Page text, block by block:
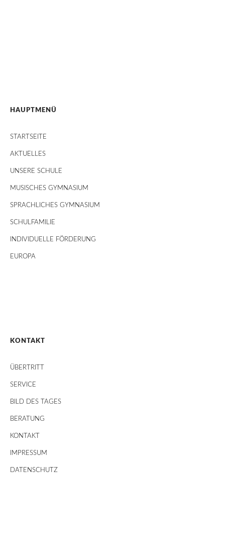
HAUPTMENÜ
STARTSEITE
AKTUELLES
UNSERE SCHULE
MUSISCHES GYMNASIUM
SPRACHLICHES GYMNASIUM
SCHULFAMILIE
INDIVIDUELLE FÖRDERUNG
EUROPA
KONTAKT
ÜBERTRITT
SERVICE
BILD DES TAGES
BERATUNG
KONTAKT
IMPRESSUM
DATENSCHUTZ